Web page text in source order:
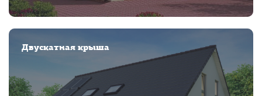
Двускатная крыша